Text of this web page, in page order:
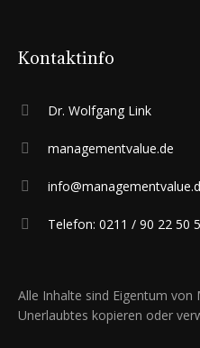
Kontaktinfo
Dr. Wolfgang Link
managementvalue.de
Telefon: 0211 / 90 22 50
Alle Inhalte sind Eigentum von
Unerlaubtes kopieren oder